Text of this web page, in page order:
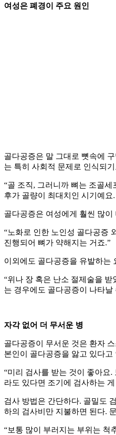
여성은 폐경이 주요 원인
골다공증은 말 그대로 뼛속에
는 특히 사회적 문제로 인식되
“골 조직, 그러니까 뼈는 조골
후가 골량이 최대치인 시기예
골다공증은 여성에게 훨씬 많
“노화로 인한 노인성 골다공증
진행되어 뼈가 약해지는 거죠.”
이외에도 골다공증을 유발하는
“위나 장 혹은 난소 절제술을
는 경우에도 골다공증이 나타
자각 없어 더 무서운 병
골다공증이 무서운 것은 환자
본인이 골다공증을 앓고 있다고
“미리 검사를 받는 것이 좋아요
라도 있다면 조기에 검사하는
검사 방법은 간단하다. 골밀도
하의 검사비만 지불하면 된다.
“보통 많이 부러지는 부위는 척